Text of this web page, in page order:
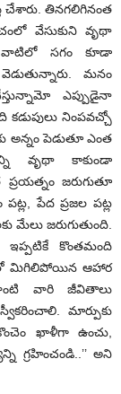
చేశారు. తినగలిగినంత
వేసుకుని వృథా
వాటిలో సగం కూడా
మనం
ఎప్పుడైనా
నింపవచ్చో
అన్నం పెడుతూ ఎంత
వృథా కాకుండా
జరుగుతూ
పేద ప్రజల పట్ల
మేలు జరుగుతుంది.
కొంతమంది
మిగిలిపోయిన ఆహార
వారి జీవితాలు
మార్పుకు
ఖాళీగా ఉంచు,
గ్రహించండి..’’ అని